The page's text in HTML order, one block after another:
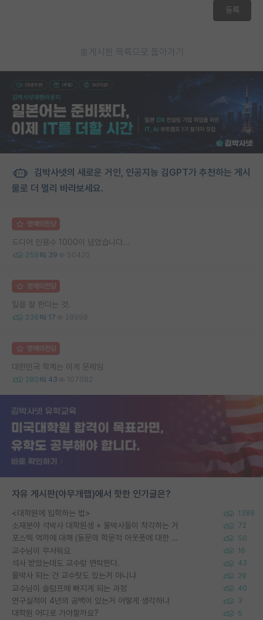
등록
게시판 목록으로 돌아가기
김박사넷의 새로운 거인, 인공지능 김GPT가 추천하는 게시
물로 더 멀리 바라보세요.
명예의전당
드디어 인용수 1000이 넘었습니다...
259 39 50420
명예의전당
일을 잘 한다는 것.
236 17 28998
명예의전당
대한민국 학계는 이게 문제임
280 43 107082
자유 게시판(아무개랩)에서 핫한 인기글은?
<대학원에 입학하는 법> 1388
소재분야 석박사 대학원생 + 물박사들이 착각하는 거 72
포스텍 억까에 대해 (동문의 학문적 아웃풋에 대한 반박) 50
교수님이 무서워요 16
석사 받았는데도 교수랑 연락한다. 43
물박사 되는 건 교수탓도 있는거 아니냐 29
교수님이 슬럼프에 빠지게 되는 과정 40
연구실적이 4년의 공백이 있는거 어떻게 생각하냐 3
대학원 어디로 가야할까요? 5